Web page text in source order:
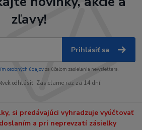
zľavy!
Prihlásiť sa
osobných údajov za účelom zasielania newslettera.
odhlásiť. Zasielame raz za 14 dní.
si predávajúci vyhradzuje vyúčtovať
a pri neprevzatí zásielky